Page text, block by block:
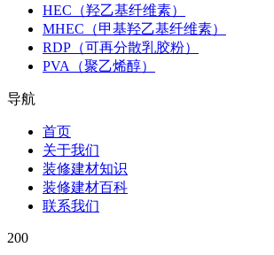
HEC（羟乙基纤维素）
MHEC（甲基羟乙基纤维素）
RDP（可再分散乳胶粉）
PVA（聚乙烯醇）
导航
首页
关于我们
装修建材知识
装修建材百科
联系我们
200